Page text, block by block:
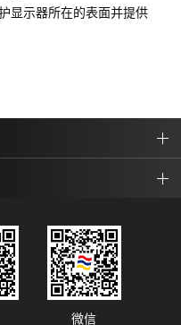
显示器所在的表面并提供
微信